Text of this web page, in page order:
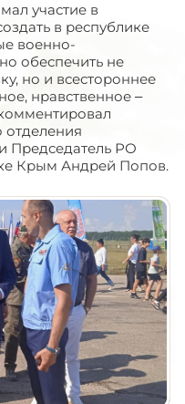
участие в
в республике
военно-
обеспечить не
но и всестороннее
нравственное –
отделения
Председатель РО
Крым Андрей Попов.